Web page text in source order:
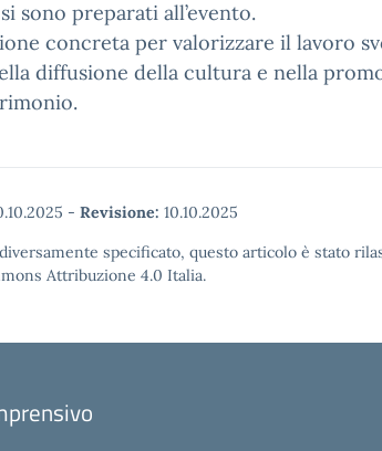
sono preparati all’evento.
concreta per valorizzare il lavoro
diffusione della cultura e nella
- Revisione: 10.10.2025
specificato, questo articolo è stato
Attribuzione 4.0 Italia.